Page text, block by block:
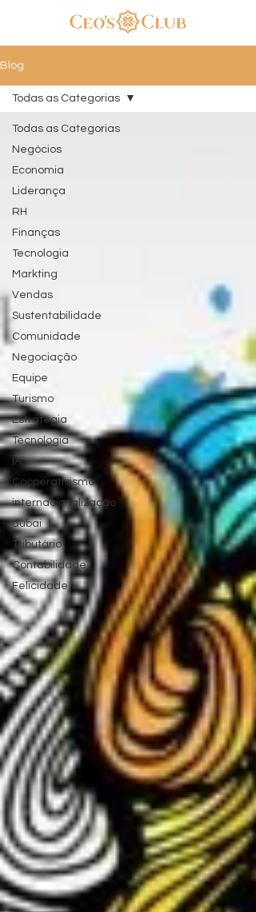
Blog
Todas as Categorias
Negócios
Economia
Liderança
RH
Finanças
Tecnologia
Markting
Vendas
Sustentabilidade
Comunidade
Negociação
Equipe
Turismo
Estratégia
Tecnologia
IA
Cooperativismo
internacionalização
dubai
Tributário
Contabilidade
Felicidade
Todas as Categorias